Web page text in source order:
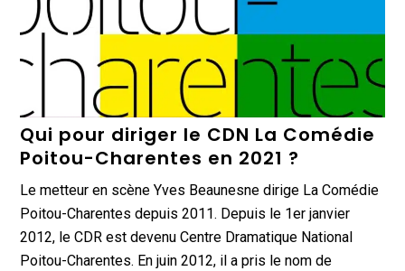
Qui pour diriger le CDN La Comédie
Poitou-Charentes en 2021 ?
Le metteur en scène Yves Beaunesne dirige La Comédie
Poitou-Charentes depuis 2011. Depuis le 1er janvier
2012, le CDR est devenu Centre Dramatique National
Poitou-Charentes. En juin 2012, il a pris le nom de